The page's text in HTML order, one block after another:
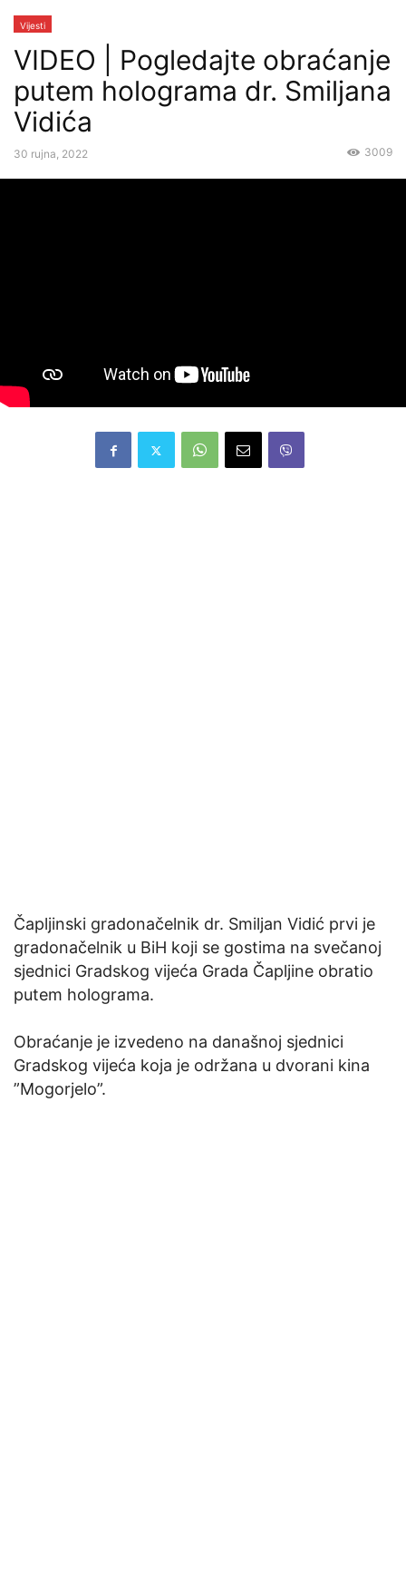
Vijesti
VIDEO | Pogledajte obraćanje
putem holograma dr. Smiljana
Vidića
30 rujna, 2022 3009
Čapljinski gradonačelnik dr. Smiljan Vidić prvi je
gradonačelnik u BiH koji se gostima na svečanoj
sjednici Gradskog vijeća Grada Čapljine obratio
putem holograma.
Obraćanje je izvedeno na današnoj sjednici
Gradskog vijeća koja je održana u dvorani kina
”Mogorjelo”.